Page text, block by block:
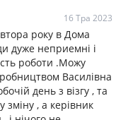
16 Тра 2023
року в Дома
дуже неприемні і
роботи .Можу
Василівна
день з візгу , та
, а керівник